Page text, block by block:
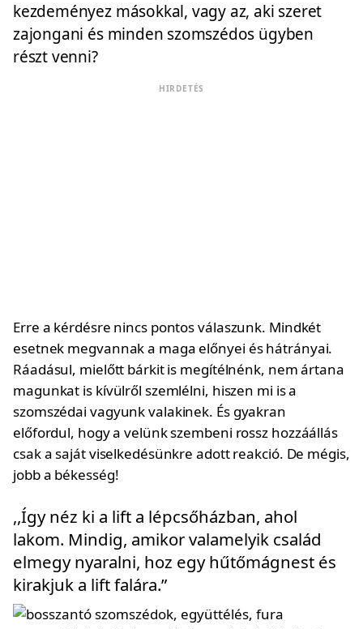
kezdeményez másokkal, vagy az, aki szeret
zajongani és minden szomszédos ügyben
részt venni?
HIRDETÉS
Erre a kérdésre nincs pontos válaszunk. Mindkét
esetnek megvannak a maga előnyei és hátrányai.
Ráadásul, mielőtt bárkit is megítélnénk, nem ártana
magunkat is kívülről szemlélni, hiszen mi is a
szomszédai vagyunk valakinek. És gyakran
előfordul, hogy a velünk szembeni rossz hozzáállás
csak a saját viselkedésünkre adott reakció. De mégis,
jobb a békesség!
,,Így néz ki a lift a lépcsőházban, ahol
lakom. Mindig, amikor valamelyik család
elmegy nyaralni, hoz egy hűtőmágnest és
kirakjuk a lift falára.”